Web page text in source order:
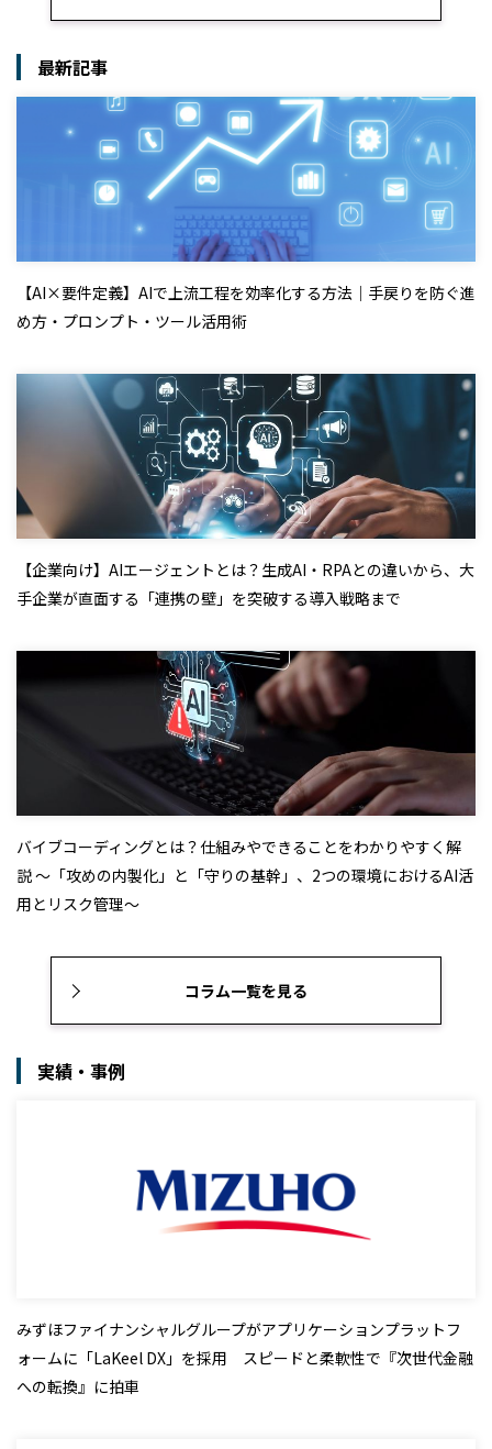
最新記事
【AI×要件定義】AIで上流工程を効率化する方法｜手戻りを防ぐ進
め方・プロンプト・ツール活用術
【企業向け】AIエージェントとは？生成AI・RPAとの違いから、大
手企業が直面する「連携の壁」を突破する導入戦略まで
バイブコーディングとは？仕組みやできることをわかりやすく解
説 ～「攻めの内製化」と「守りの基幹」、2つの環境におけるAI活
用とリスク管理～
コラム一覧を見る
実績・事例
みずほファイナンシャルグループがアプリケーションプラットフ
ォームに「LaKeel DX」を採用 スピードと柔軟性で『次世代金融
への転換』に拍車